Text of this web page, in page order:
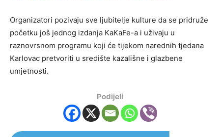
Organizatori pozivaju sve ljubitelje kulture da se pridruže
početku još jednog izdanja KaKaFe-a i uživaju u
raznovrsnom programu koji će tijekom narednih tjedana
Karlovac pretvoriti u središte kazališne i glazbene
umjetnosti.
Podijeli